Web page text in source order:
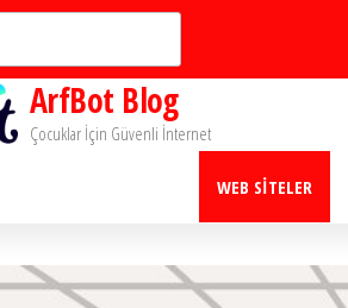
ArfBot Blog
Çocuklar İçin Güvenli İnternet
WEB SITELER